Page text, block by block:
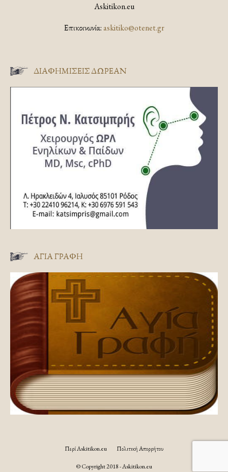
Askitikon.eu
Επικοινωνία:askitiko@otenet.gr
ΔΙΑΦΗΜΊΣΕΙΣ ΔΩΡΕΆΝ
ΑΓΊΑ ΓΡΑΦΉ
Περί Askitikon.eu Πολιτική Απορρήτου
© Copyright 2018 - Askitikon.eu